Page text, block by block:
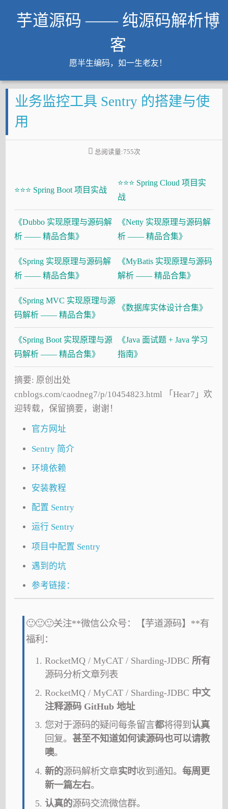
芋道源码 —— 纯源码解析博
客
愿半生编码，如一生老友！
文章
知识星球
Github
大厂面试必备
业务监控工具 Sentry 的搭建与使
用
总阅读量:755次
⭐⭐⭐ Spring Boot 项目实战
⭐⭐⭐ Spring Cloud 项目实
战
《Dubbo 实现原理与源码解
析 —— 精品合集》
《Netty 实现原理与源码解
析 —— 精品合集》
《Spring 实现原理与源码解
析 —— 精品合集》
《MyBatis 实现原理与源码
解析 —— 精品合集》
《Spring MVC 实现原理与源
码解析 —— 精品合集》
《数据库实体设计合集》
《Spring Boot 实现原理与源
码解析 —— 精品合集》
《Java 面试题 + Java 学习
指南》
摘要: 原创出处
cnblogs.com/caodneg7/p/10454823.html 「Hear7」欢
迎转载，保留摘要，谢谢！
官方网址
Sentry 简介
环境依赖
安装教程
配置 Sentry
运行 Sentry
项目中配置 Sentry
遇到的坑
参考链接：
🙂🙂🙂关注**微信公众号：【芋道源码】**有
福利：
RocketMQ / MyCAT / Sharding-JDBC 所有
源码分析文章列表
RocketMQ / MyCAT / Sharding-JDBC 中文
注释源码 GitHub 地址
您对于源码的疑问每条留言都将得到 认真
回复。 甚至不知道如何读源码也可以请教
噢。
新的源码解析文章实时收到通知。每周更
新一篇左右。
认真的源码交流微信群。